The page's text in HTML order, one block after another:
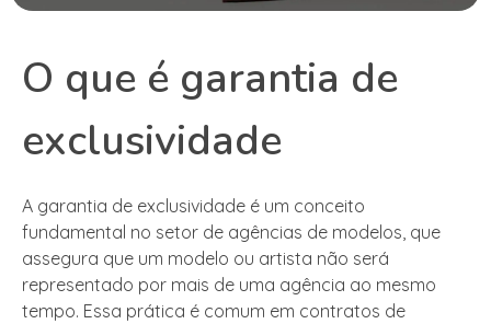
O que é garantia de
exclusividade
A garantia de exclusividade é um conceito
fundamental no setor de agências de modelos, que
assegura que um modelo ou artista não será
representado por mais de uma agência ao mesmo
tempo. Essa prática é comum em contratos de